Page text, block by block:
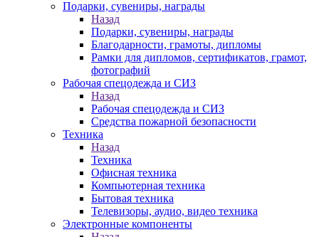
Подарки, сувениры, награды
Назад
Подарки, сувениры, награды
Благодарности, грамоты, дипломы
Рамки для дипломов, сертификатов, грамот,
фотографий
Рабочая спецодежда и СИЗ
Назад
Рабочая спецодежда и СИЗ
Средства пожарной безопасности
Техника
Назад
Техника
Офисная техника
Компьютерная техника
Бытовая техника
Телевизоры, аудио, видео техника
Электронные компоненты